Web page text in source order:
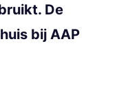
De
bij AAP